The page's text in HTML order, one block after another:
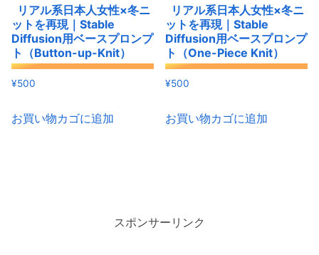
リアル系日本人女性×冬ニ
ットを再現｜Stable
Diffusion用ベースプロンプ
ト（Button-up-Knit）
¥500
お買い物カゴに追加
リアル系日本人女性×冬ニ
ットを再現｜Stable
Diffusion用ベースプロンプ
ト（One-Piece Knit）
¥500
お買い物カゴに追加
スポンサーリンク